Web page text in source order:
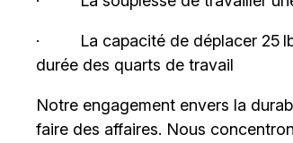
·
La capacité de déplacer 25
durée des quarts de travail
Notre engagement envers la
faire des affaires. Nous